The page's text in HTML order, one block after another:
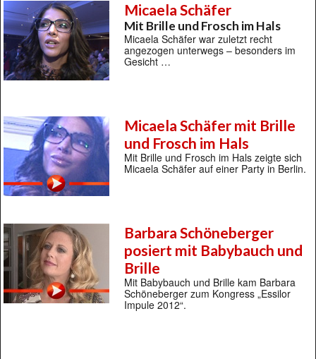
Micaela Schäfer
Mit Brille und Frosch im Hals
Micaela Schäfer war zuletzt recht
angezogen unterwegs – besonders im
Gesicht …
Micaela Schäfer mit Brille
und Frosch im Hals
Mit Brille und Frosch im Hals zeigte sich
Micaela Schäfer auf einer Party in Berlin.
Barbara Schöneberger
posiert mit Babybauch und
Brille
Mit Babybauch und Brille kam Barbara
Schöneberger zum Kongress „Essilor
Impule 2012“.